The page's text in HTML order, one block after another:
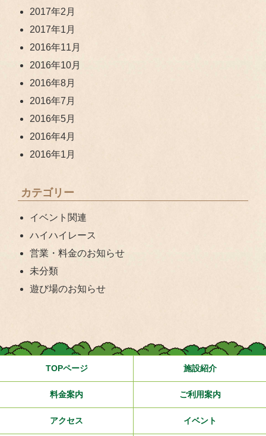
2017年2月
2017年1月
2016年11月
2016年10月
2016年8月
2016年7月
2016年5月
2016年4月
2016年1月
カテゴリー
イベント関連
ハイハイレース
営業・料金のお知らせ
未分類
遊び場のお知らせ
TOPページ 施設紹介
料金案内 ご利用案内
アクセス イベント